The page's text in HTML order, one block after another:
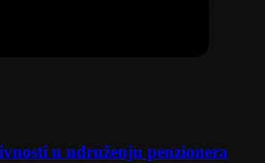
u udruženju penzionera